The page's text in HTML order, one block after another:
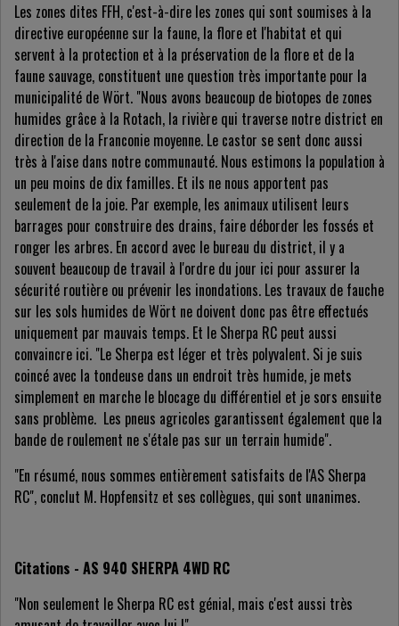
Les zones dites FFH, c'est-à-dire les zones qui sont soumises à la
directive européenne sur la faune, la flore et l'habitat et qui
servent à la protection et à la préservation de la flore et de la
faune sauvage, constituent une question très importante pour la
municipalité de Wört. "Nous avons beaucoup de biotopes de zones
humides grâce à la Rotach, la rivière qui traverse notre district en
direction de la Franconie moyenne. Le castor se sent donc aussi
très à l'aise dans notre communauté. Nous estimons la population à
un peu moins de dix familles. Et ils ne nous apportent pas
seulement de la joie. Par exemple, les animaux utilisent leurs
barrages pour construire des drains, faire déborder les fossés et
ronger les arbres. En accord avec le bureau du district, il y a
souvent beaucoup de travail à l'ordre du jour ici pour assurer la
sécurité routière ou prévenir les inondations. Les travaux de fauche
sur les sols humides de Wört ne doivent donc pas être effectués
uniquement par mauvais temps. Et le Sherpa RC peut aussi
convaincre ici. "Le Sherpa est léger et très polyvalent. Si je suis
coincé avec la tondeuse dans un endroit très humide, je mets
simplement en marche le blocage du différentiel et je sors ensuite
sans problème. Les pneus agricoles garantissent également que la
bande de roulement ne s'étale pas sur un terrain humide".
"En résumé, nous sommes entièrement satisfaits de l'AS Sherpa
RC", conclut M. Hopfensitz et ses collègues, qui sont unanimes.
Citations - AS 940 SHERPA 4WD RC
"Non seulement le Sherpa RC est génial, mais c'est aussi très